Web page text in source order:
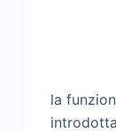
la